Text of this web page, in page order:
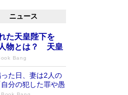
ニュース
た天皇陛下を
人物とは？ 天皇
Bang
った日、妻は2人の
分の犯した罪や愚